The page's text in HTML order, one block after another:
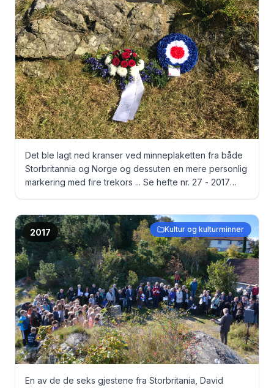
Det ble lagt ned kranser ved minneplaketten fra både
Storbritannia og Norge og dessuten en mere personlig
markering med fire trekors ... Se hefte nr. 27 - 2017
2017 Kultur og kulturminner
En av de de seks gjestene fra Storbritania, David